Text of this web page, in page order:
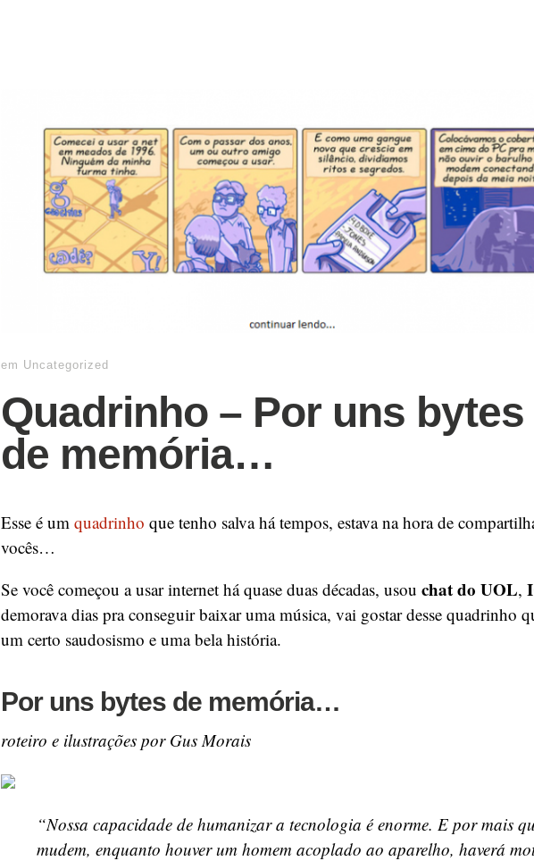
em Uncategorized
Quadrinho – Por uns bytes
de memória…
Esse é um quadrinho que tenho salva há tempos, estava na hora de
vocês…
Se você começou a usar internet há quase duas décadas, usou chat do UOL,
demorava dias pra conseguir baixar uma música, vai gostar desse quadrinho
um certo saudosismo e uma bela história.
Por uns bytes de memória…
roteiro e ilustrações por Gus Morais
“Nossa capacidade de humanizar a tecnologia é enorme. E por mais
mudem, enquanto houver um homem acoplado ao aparelho, haverá